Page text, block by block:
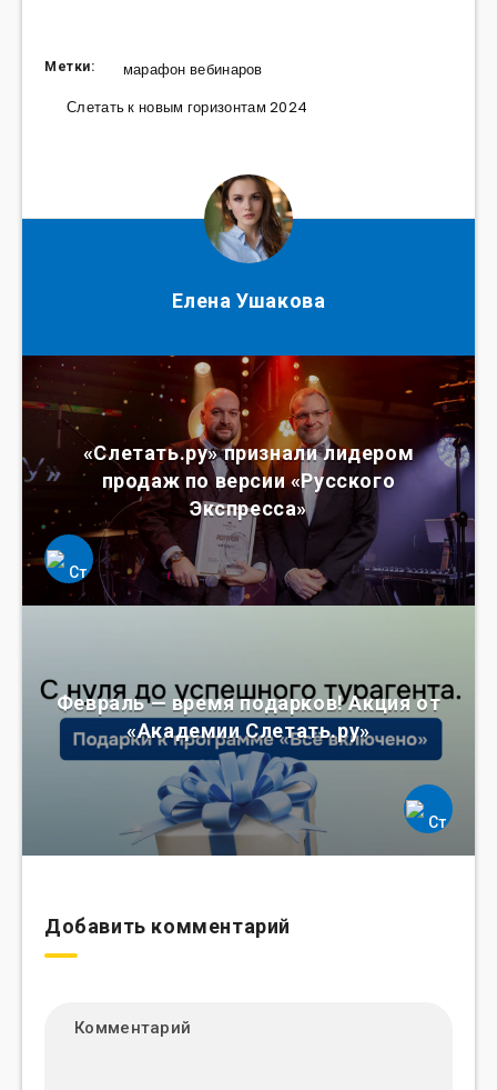
Метки:
марафон вебинаров
Слетать к новым горизонтам 2024
Елена Ушакова
«Слетать.ру» признали лидером
продаж по версии «Русского
Экспресса»
Февраль — время подарков! Акция от
«Академии Слетать.ру»
Добавить комментарий